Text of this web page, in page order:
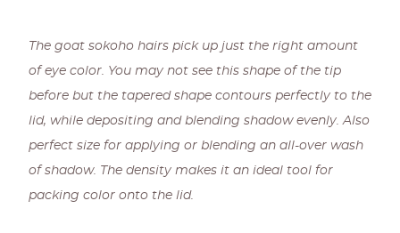
The goat sokoho hairs pick up just the right amount
of eye color. You may not see this shape of the tip
before but the tapered shape contours perfectly to the
lid, while depositing and blending shadow evenly. Also
perfect size for applying or blending an all-over wash
of shadow. The density makes it an ideal tool for
packing color onto the lid.